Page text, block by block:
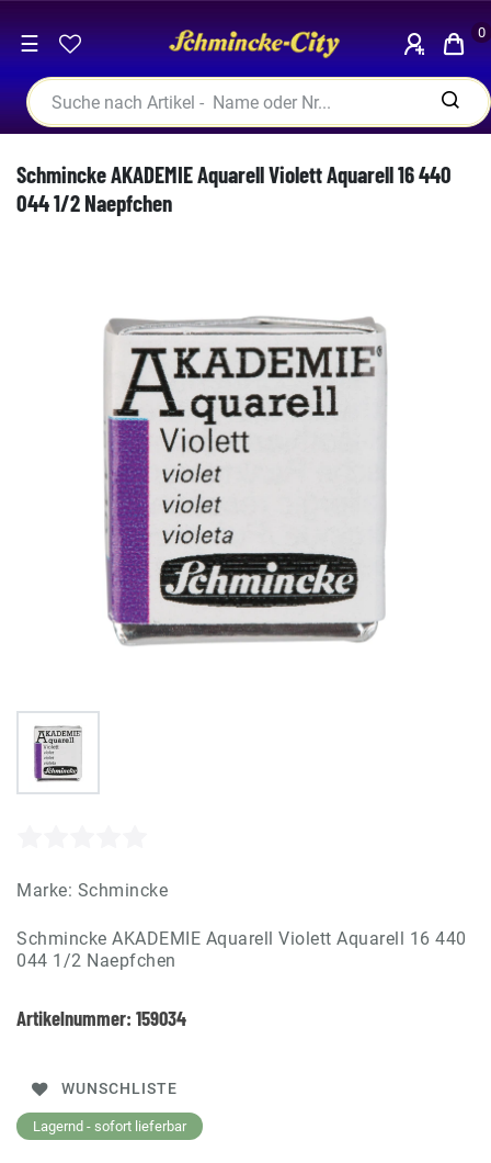
☰ 0
Schmincke AKADEMIE Aquarell Violett Aquarell 16 440
044 1/2 Naepfchen
Marke: Schmincke
Schmincke AKADEMIE Aquarell Violett Aquarell 16 440
044 1/2 Naepfchen
Artikelnummer: 159034
WUNSCHLISTE
Lagernd - sofort lieferbar